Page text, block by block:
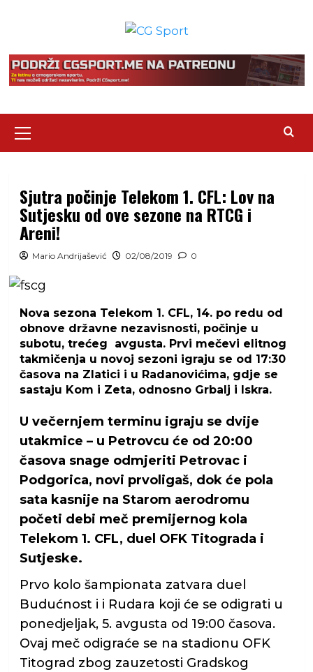
Menu
Sjutra počinje Telekom 1. CFL: Lov na
Sutjesku od ove sezone na RTCG i
Areni!
Mario Andrijašević 02/08/2019 0
Nova sezona Telekom 1. CFL, 14. po redu od
obnove državne nezavisnosti, počinje u
subotu, trećeg avgusta. Prvi mečevi elitnog
takmičenja u novoj sezoni igraju se od 17:30
časova na Zlatici i u Radanovićima, gdje se
sastaju Kom i Zeta, odnosno Grbalj i Iskra.
U večernjem terminu igraju se dvije
utakmice – u Petrovcu će od 20:00
časova snage odmjeriti Petrovac i
Podgorica, novi prvoligaš, dok će pola
sata kasnije na Starom aerodromu
početi debi meč premijernog kola
Telekom 1. CFL, duel OFK Titograda i
Sutjeske.
Prvo kolo šampionata zatvara duel
Budućnost i i Rudara koji će se odigrati u
ponedjeljak, 5. avgusta od 19:00 časova.
Ovaj meč odigraće se na stadionu OFK
Titograd zbog zauzetosti Gradskog